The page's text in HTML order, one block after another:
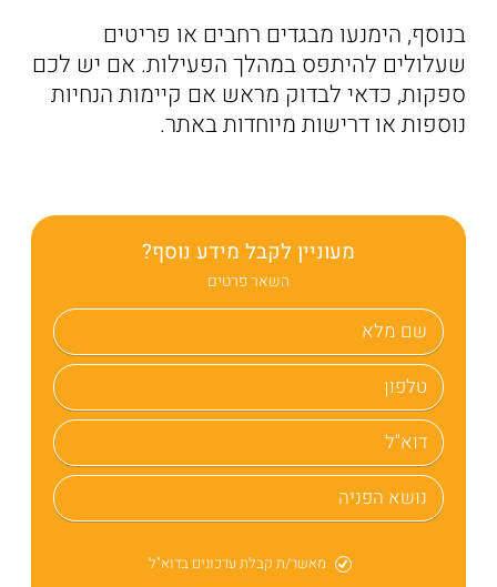
בנוסף, הימנעו מבגדים רחבים או פריטים
שעלולים להיתפס במהלך הפעילות. אם יש לכם
ספקות, כדאי לבדוק מראש אם קיימות הנחיות
נוספות או דרישות מיוחדות באתר.
מעוניין לקבל מידע נוסף?
השאר פרטים
מאשר/ת קבלת עדכונים בדוא"ל